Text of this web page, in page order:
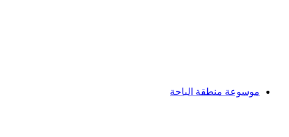
موسوعة منطقة الباحة